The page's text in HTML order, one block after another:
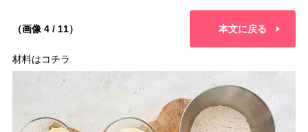
（画像 4 / 11） 本文に戻る
材料はコチラ